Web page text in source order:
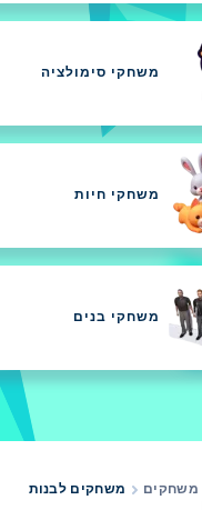
משחקי סימולציה
משחקי חיות
משחקי בנים
משחקים משחקים לבנות